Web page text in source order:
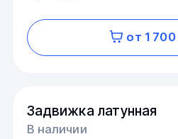
от 1
Задвижка латунная
В наличии